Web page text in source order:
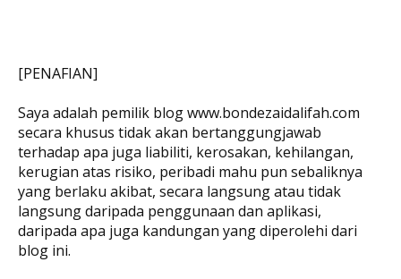
[PENAFIAN]
Saya adalah pemilik blog www.bondezaidalifah.com
secara khusus tidak akan bertanggungjawab
terhadap apa juga liabiliti, kerosakan, kehilangan,
kerugian atas risiko, peribadi mahu pun sebaliknya
yang berlaku akibat, secara langsung atau tidak
langsung daripada penggunaan dan aplikasi,
daripada apa juga kandungan yang diperolehi dari
blog ini.